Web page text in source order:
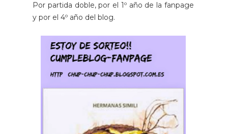
Por partida doble, por el 1º año de la fanpage
y por el 4º año del blog.